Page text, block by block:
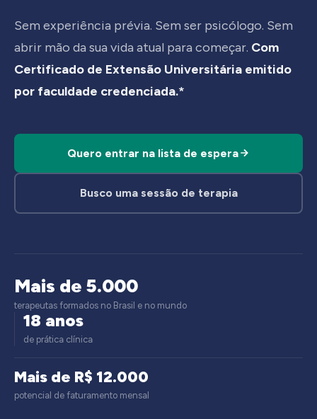
Sem experiência prévia. Sem ser psicólogo. Sem
abrir mão da sua vida atual para começar. Com
Certificado de Extensão Universitária emitido
por faculdade credenciada.*
Quero entrar na lista de espera
Busco uma sessão de terapia
Mais de 5.000
terapeutas formados no Brasil e no mundo
18 anos
de prática clínica
Mais de R$ 12.000
potencial de faturamento mensal